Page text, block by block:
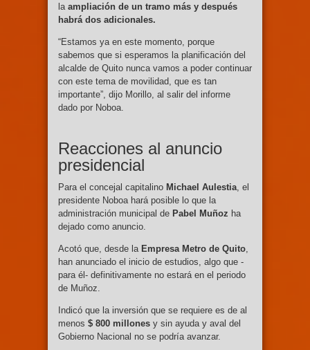
la ampliación de un tramo más y después
habrá dos adicionales.
“Estamos ya en este momento, porque
sabemos que si esperamos la planificación del
alcalde de Quito nunca vamos a poder continuar
con este tema de movilidad, que es tan
importante”, dijo Morillo, al salir del informe
dado por Noboa.
Reacciones al anuncio
presidencial
Para el concejal capitalino Michael Aulestia, el
presidente Noboa hará posible lo que la
administración municipal de Pabel Muñoz ha
dejado como anuncio.
Acotó que, desde la Empresa Metro de Quito,
han anunciado el inicio de estudios, algo que -
para él- definitivamente no estará en el periodo
de Muñoz.
Indicó que la inversión que se requiere es de al
menos $ 800 millones y sin ayuda y aval del
Gobierno Nacional no se podría avanzar.